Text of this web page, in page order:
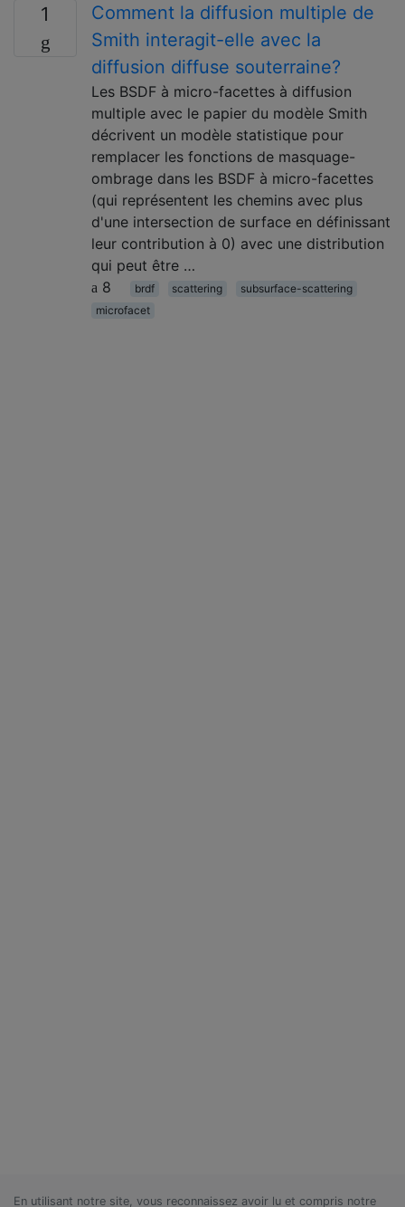
1
Comment la diffusion multiple de
Smith interagit-elle avec la
diffusion diffuse souterraine?
Les BSDF à micro-facettes à diffusion
multiple avec le papier du modèle Smith
décrivent un modèle statistique pour
remplacer les fonctions de masquage-
ombrage dans les BSDF à micro-facettes
(qui représentent les chemins avec plus
d'une intersection de surface en définissant
leur contribution à 0) avec une distribution
qui peut être …
8
brdf scattering
subsurface-scattering
microfacet
En utilisant notre site, vous reconnaissez avoir lu et compris notre